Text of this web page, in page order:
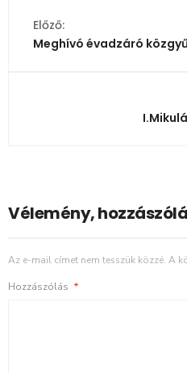
Előző:
Meghívó évadzáró
Vélemény,
Az e-mail címet nem tesszük közzé. A
Hozzászólás *